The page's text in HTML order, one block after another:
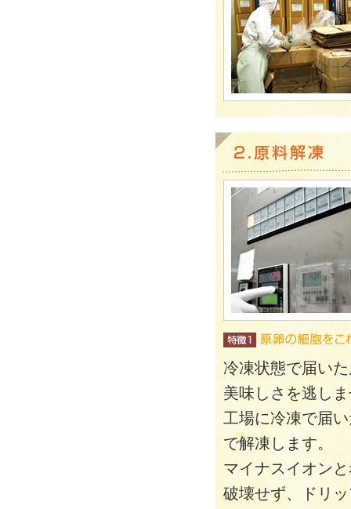
冷凍状態で届い
美味しさを逃し
工場に冷凍で届
で解凍します。
マイナスイオン
破壊せず、ドリ